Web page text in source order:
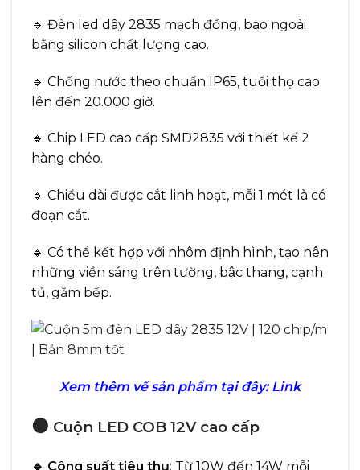
🔹 Đèn led dây 2835 mạch đồng, bao ngoài
bằng silicon chất lượng cao.
🔹 Chống nước theo chuẩn IP65, tuổi thọ cao
lên đến 20.000 giờ.
🔹 Chip LED cao cấp SMD2835 với thiết kế 2
hàng chéo.
🔹 Chiều dài được cắt linh hoạt, mỗi 1 mét là có
đoạn cắt.
🔹 Có thể kết hợp với nhôm định hình, tạo nên
những viền sáng trên tường, bậc thang, cạnh
tủ, gằm bếp.
Xem thêm về sản phẩm tại đây: Link
🟠 Cuộn LED COB 12V cao cấp
🔹 Công suất tiêu thụ: Từ 10W đến 14W mỗi